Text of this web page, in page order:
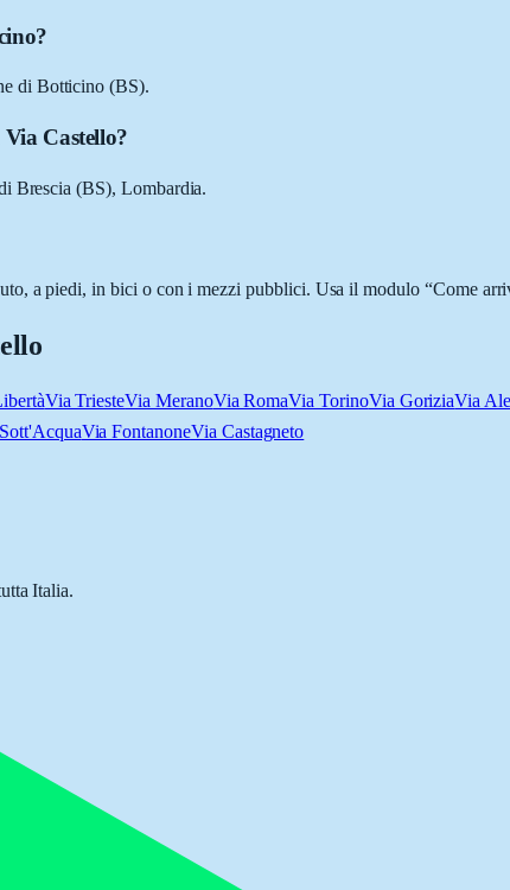
di Botticino (BS).
Castello?
Brescia (BS), Lombardia.
a piedi, in bici o con i mezzi pubblici. Usa il modulo “Come
Via TriesteVia MeranoVia RomaVia TorinoVia GoriziaVia
Via FontanoneVia Castagneto
Italia.